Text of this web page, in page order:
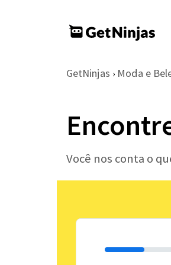
GetNinjas › Moda e
Você nos conta o